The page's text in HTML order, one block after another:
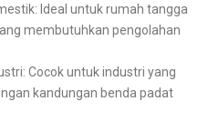
Ideal untuk rumah tangga
membutuhkan pengolahan
Cocok untuk industri yang
kandungan benda padat